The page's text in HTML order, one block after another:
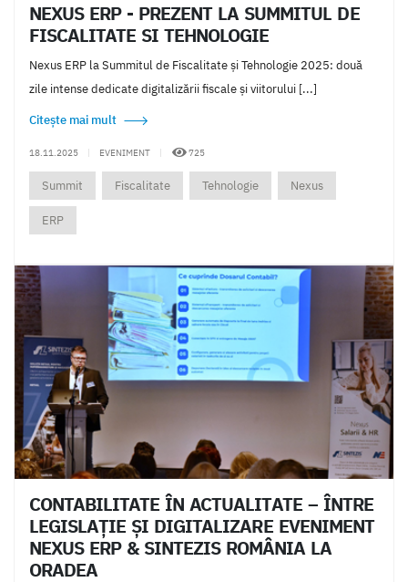
NEXUS ERP - PREZENT LA SUMMITUL DE
FISCALITATE SI TEHNOLOGIE
Nexus ERP la Summitul de Fiscalitate și Tehnologie 2025: două
zile intense dedicate digitalizării fiscale și viitorului [...]
Citește mai mult
18.11.2025 | EVENIMENT | 725
Summit Fiscalitate Tehnologie Nexus
ERP
CONTABILITATE ÎN ACTUALITATE – ÎNTRE
LEGISLAȚIE ȘI DIGITALIZARE EVENIMENT
NEXUS ERP & SINTEZIS ROMÂNIA LA
ORADEA